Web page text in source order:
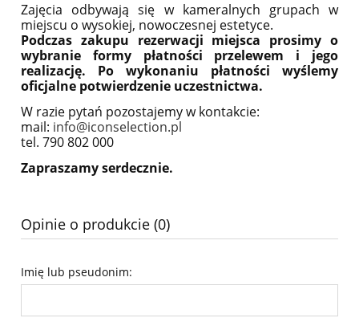
Zajęcia odbywają się w kameralnych grupach w
miejscu o wysokiej, nowoczesnej estetyce.
Podczas zakupu rezerwacji miejsca prosimy o
wybranie formy płatności przelewem i jego
realizację. Po wykonaniu płatności wyślemy
oficjalne potwierdzenie uczestnictwa.
W razie pytań pozostajemy w kontakcie:
mail: info@iconselection.pl
tel. 790 802 000
Zapraszamy serdecznie.
Opinie o produkcie (0)
Imię lub pseudonim: